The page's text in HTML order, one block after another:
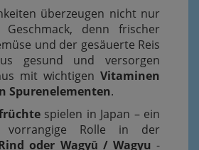
überzeugen nicht nur
denn frischer
und der gesäuerte Reis
gesund und versorgen
mit wichtigen Vitaminen
Spurenelementen.
spielen in Japan – ein
Rolle in der
oder Wagyū / Wagyu-